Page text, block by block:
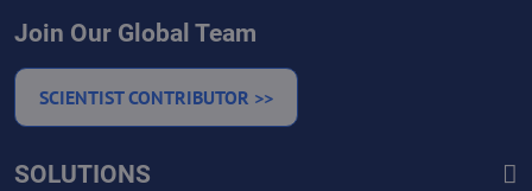
Join Our Global Team
SCIENTIST CONTRIBUTOR >>
SOLUTIONS